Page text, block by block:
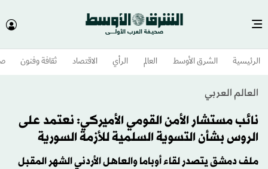
الرئيسية الشرق الأوسط​ العالم الرأي الاقتصاد ثقافة وفنون
العالم العربي
نائب مستشار الأمن القومي الأميركي: نعتمد على
الروس بشأن التسوية السلمية للأزمة السورية
ملف دمشق يتصدر لقاء أوباما والعاهل الأردني الشهر المقبل